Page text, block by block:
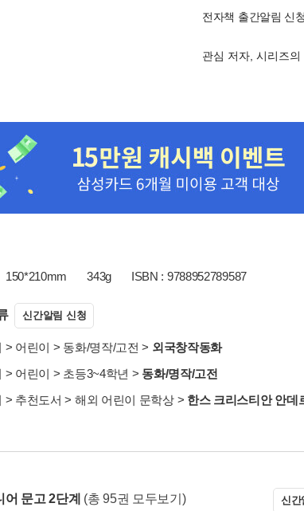
전자책 출간알림 신청
관심 저자, 시리즈
150*210mm 343g ISBN : 9788952789587
신간알림 신청
> 어린이 > 동화/명작/고전 > 외국창작동화
> 어린이 > 초등3~4학년 > 동화/명작/고전
> 추천도서 > 해외 어린이 문학상> 한스 크리스티안 안데
어 문고 2단계 (총 95권 모두보기) 신간